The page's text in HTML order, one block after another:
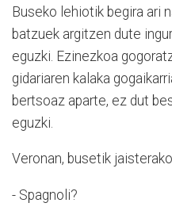
Buseko lehiotik begira ari
batzuek argitzen dute
eguzki. Ezinezkoa
gidariaren kalaka
bertsoaz aparte, ez dut
eguzki.
Veronan, busetik
- Spagnoli?